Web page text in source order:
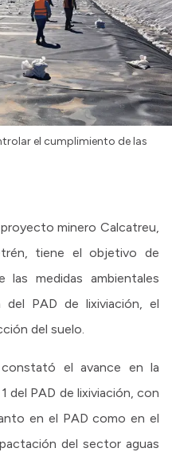
el cumplimiento de las
minero Calcatreu,
tiene el objetivo de
medidas ambientales
PAD de lixiviación, el
del suelo.
el avance en la
del PAD de lixiviación, con
en el PAD como en el
del sector aguas